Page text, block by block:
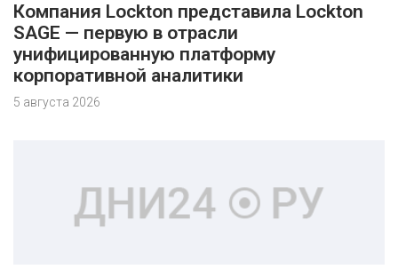
Компания Lockton представила Lockton
SAGE — первую в отрасли
унифицированную платформу
корпоративной аналитики
5 августа 2026